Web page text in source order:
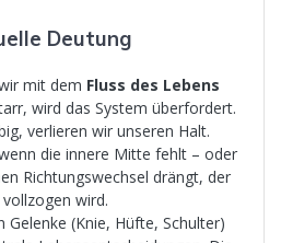
Deutung
mit dem Fluss des Lebens
wird das System überfordert.
verlieren wir unseren Halt.
die innere Mitte fehlt – oder
Richtungswechsel drängt, der
wird.
(Knie, Hüfte, Schulter)